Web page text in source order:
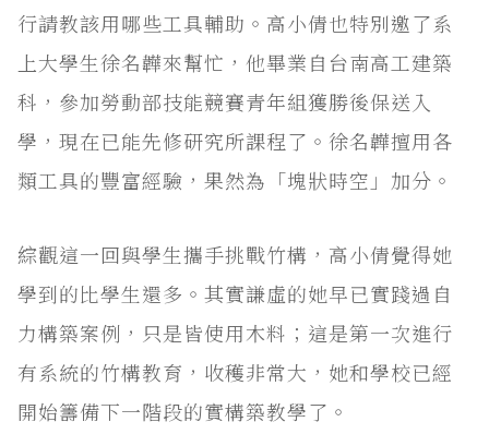
行請教該用哪些工具輔助。高小倩也特別邀了系
上大學生徐名韡來幫忙，他畢業自台南高工建築
科，參加勞動部技能競賽青年組獲勝後保送入
學，現在已能先修研究所課程了。徐名韡擅用各
類工具的豐富經驗，果然為「塊狀時空」加分。
綜觀這一回與學生攜手挑戰竹構，高小倩覺得她
學到的比學生還多。其實謙虛的她早已實踐過自
力構築案例，只是皆使用木料；這是第一次進行
有系統的竹構教育，收穫非常大，她和學校已經
開始籌備下一階段的實構築教學了。